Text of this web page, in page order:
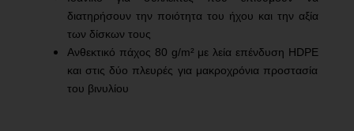
διατηρήσουν την ποιότητα του ήχου και την αξία
των δίσκων τους
Ανθεκτικό πάχος 80 g/m² με λεία επένδυση HDPE
και στις δύο πλευρές για μακροχρόνια προστασία
του βινυλίου